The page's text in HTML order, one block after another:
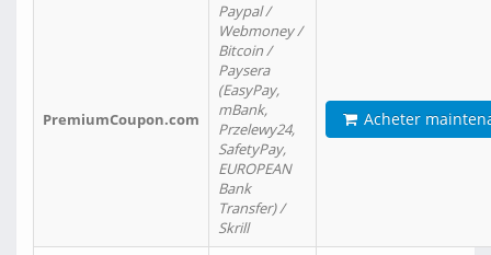
PremiumCoupon.com
Paypal /
Webmoney /
Bitcoin /
Paysera
(EasyPay,
mBank,
Przelewy24,
SafetyPay,
EUROPEAN
Bank
Transfer) /
Skrill
Acheter